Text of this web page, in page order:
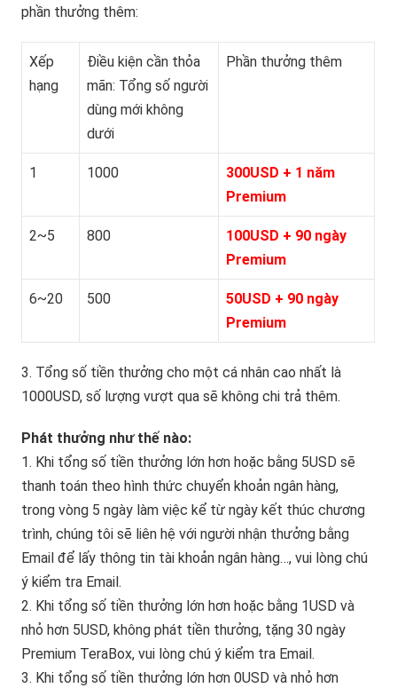
phần thưởng thêm:
Xếp
hạng
Điều kiện cần thỏa
mãn: Tổng số người
dùng mới không
dưới
Phần thưởng thêm
1 1000
300USD + 1 năm
Premium
2~5 800
100USD + 90 ngày
Premium
6~20 500
50USD + 90 ngày
Premium
3. Tổng số tiền thưởng cho một cá nhân cao nhất là
1000USD, số lượng vượt qua sẽ không chi trả thêm.
Phát thưởng như thế nào:
1. Khi tổng số tiền thưởng lớn hơn hoặc bằng 5USD sẽ
thanh toán theo hình thức chuyển khoản ngân hàng,
trong vòng 5 ngày làm việc kể từ ngày kết thúc chương
trình, chúng tôi sẽ liên hệ với người nhận thưởng bằng
Email để lấy thông tin tài khoản ngân hàng…, vui lòng chú
ý kiểm tra Email.
2. Khi tổng số tiền thưởng lớn hơn hoặc bằng 1USD và
nhỏ hơn 5USD, không phát tiền thưởng, tặng 30 ngày
Premium TeraBox, vui lòng chú ý kiểm tra Email.
3. Khi tổng số tiền thưởng lớn hơn 0USD và nhỏ hơn